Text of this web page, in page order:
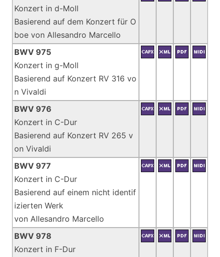
Konzert in d-Moll
Basierend auf dem Konzert für O
boe von Allesandro Marcello
BWV 975
Konzert in g-Moll
Basierend auf Konzert RV 316 vo
n Vivaldi
BWV 976
Konzert in C-Dur
Basierend auf Konzert RV 265 v
on Vivaldi
BWV 977
Konzert in C-Dur
Basierend auf einem nicht identif
izierten Werk
von Allesandro Marcello
BWV 978
Konzert in F-Dur